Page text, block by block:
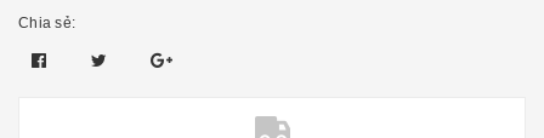
Chia sẻ: